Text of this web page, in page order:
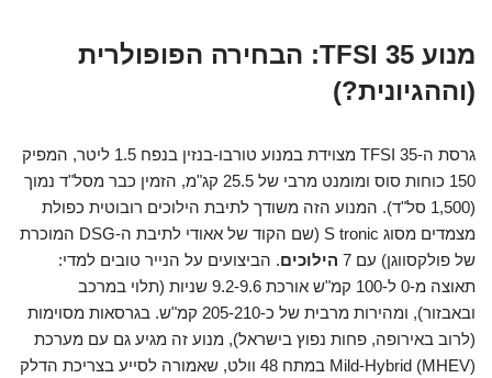
מנוע 35 TFSI: הבחירה הפופולרית
(וההגיונית?)
גרסת ה-35 TFSI מצוידת במנוע טורבו-בנזין בנפח 1.5 ליטר, המפיק
150 כוחות סוס ומומנט מרבי של 25.5 קג"מ, הזמין כבר מסל"ד נמוך
(1,500 סל"ד). המנוע הזה משודך לתיבת הילוכים רובוטית כפולת
מצמדים מסוג S tronic (שם הקוד של אאודי לתיבת ה-DSG המוכרת
של פולקסווגן) עם 7
הילוכים. הביצועים על הנייר טובים למדי:
תאוצה מ-0 ל-100 קמ"ש אורכת 9.2-9.6 שניות (תלוי במרכב
ובאבזור), ומהירות מרבית של כ-205-210 קמ"ש. בגרסאות מסוימות
(לרוב באירופה, פחות נפוץ בישראל), מנוע זה מגיע גם עם מערכת
Mild-Hybrid (MHEV) במתח 48 וולט, שאמורה לסייע בצריכת הדלק